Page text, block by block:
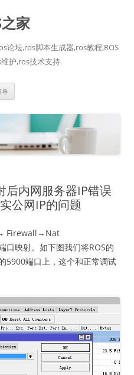
家
论坛,ros脚本生成器,ros教程,ROS
护,ros技术支持.
单
后内网服务器IP错误
公网IP的问题
Firewall→Nat
口映射。如下图我们将ROS的
5900端口上，这个和正常调试